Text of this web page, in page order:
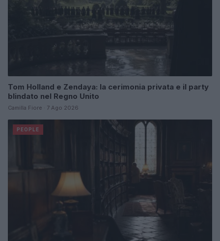
Tom Holland e Zendaya: la cerimonia privata e il party
blindato nel Regno Unito
Camilla Fiore · 7 Ago 2026
PEOPLE